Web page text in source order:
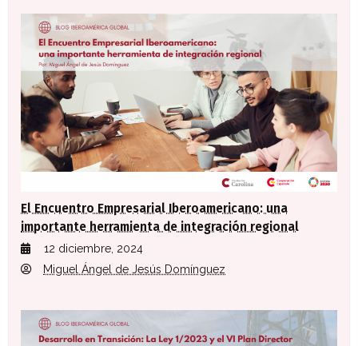
El Encuentro Empresarial Iberoamericano: una
importante herramienta de integración regional
12 diciembre, 2024
Miguel Ángel de Jesús Domínguez